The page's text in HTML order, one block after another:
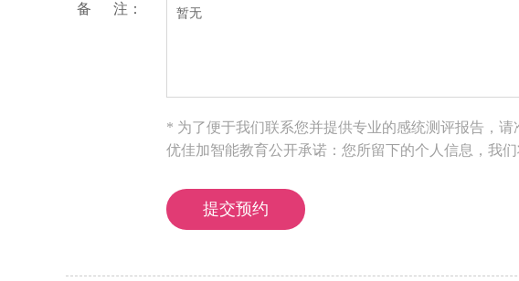
备 注：
* 为了便于我们联系您并提供专业的感统测评报告，请
优佳加智能教育公开承诺：您所留下的个人信息，我们